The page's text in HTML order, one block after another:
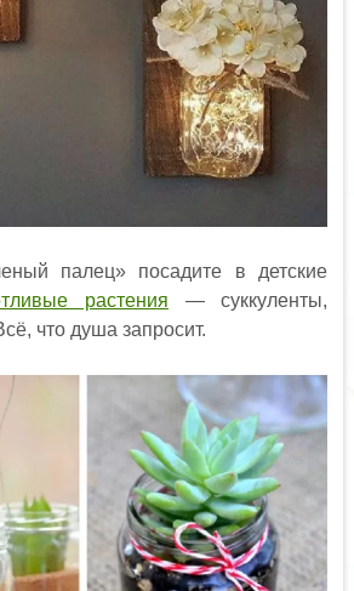
палец» посадите в детские
растения — суккуленты,
что душа запросит.